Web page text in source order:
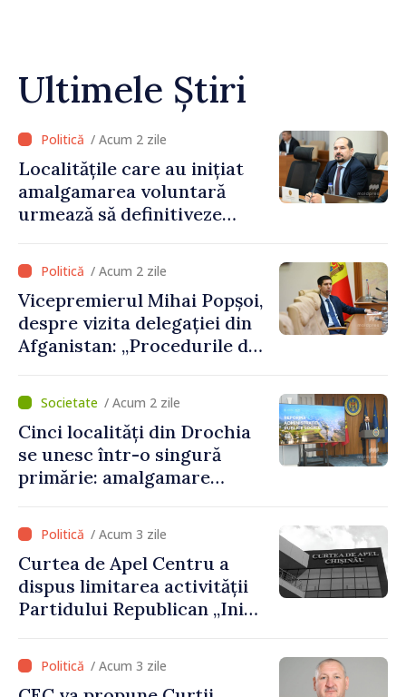
Ultimele Știri
/ Acum 2 zile
Localitățile care au inițiat
amalgamarea voluntară
urmează să definitiveze
parcursul lunii august
/ Acum 2 zile
Vicepremierul Mihai Popșoi,
despre vizita delegației din
Afganistan: „Procedurile de
respectate întocmai. Nu s-
au constatat încălcări ale
prevederilor legale”
/ Acum 2 zile
Cinci localități din Drochia
se unesc într-o singură
primărie: amalgamare
stimulente de peste 28 de
milioane de lei oferite de
Guvern
/ Acum 3 zile
Curtea de Apel Centru a
dispus limitarea activității
Partidului Republican „Inima
/ Acum 3 zile